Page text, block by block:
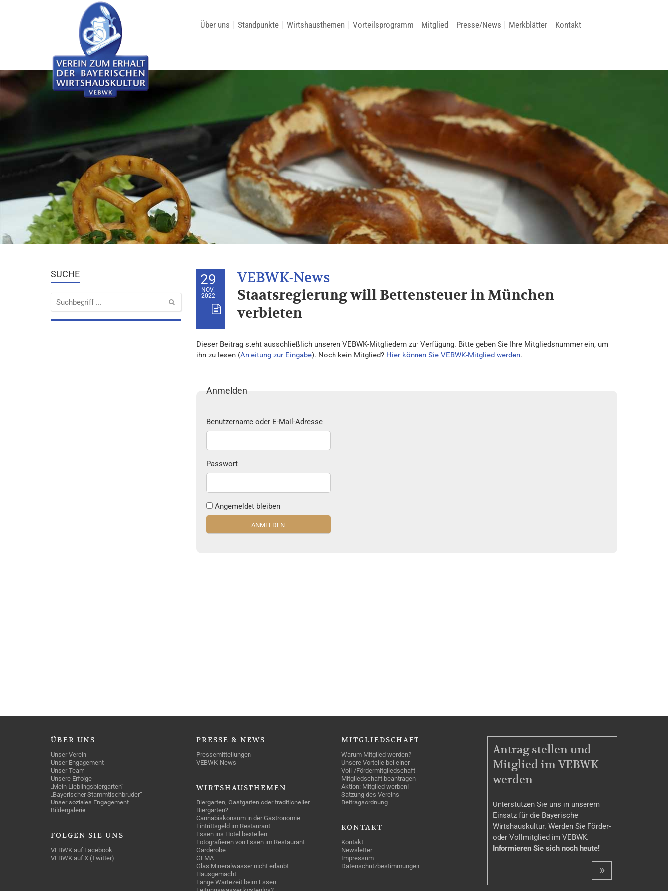
Über uns Standpunkte Wirtshausthemen Vorteilsprogramm Mitglied Presse/News Merkblätter Kontakt
SUCHE 29
NOV.
2022
Staatsregierung will Bettensteuer in München
verbieten
Dieser Beitrag steht ausschließlich unseren VEBWK-Mitgliedern zur Verfügung. Bitte geben Sie Ihre Mitgliedsnummer ein, um
ihn zu lesen (Anleitung zur Eingabe). Noch kein Mitglied? Hier können Sie VEBWK-Mitglied werden.
Anmelden
Benutzername oder E-Mail-Adresse
Passwort
Angemeldet bleiben
ÜBER UNS
Unser Verein
Unser Engagement
Unser Team
Unsere Erfolge
„Mein Lieblingsbiergarten“
„Bayerischer Stammtischbruder“
Unser soziales Engagement
Bildergalerie
FOLGEN SIE UNS
VEBWK auf Facebook
VEBWK auf X (Twitter)
PRESSE & NEWS
Pressemitteilungen
VEBWK-News
WIRTSHAUSTHEMEN
Biergarten, Gastgarten oder traditioneller
Biergarten?
Cannabiskonsum in der Gastronomie
Eintrittsgeld im Restaurant
Essen ins Hotel bestellen
Fotografieren von Essen im Restaurant
Garderobe
GEMA
Glas Mineralwasser nicht erlaubt
Hausgemacht
Lange Wartezeit beim Essen
MITGLIEDSCHAFT
Warum Mitglied werden?
Unsere Vorteile bei einer
Voll-/Fördermitgliedschaft
Mitgliedschaft beantragen
Aktion: Mitglied werben!
Satzung des Vereins
Beitragsordnung
KONTAKT
Kontakt
Newsletter
Impressum
Datenschutzbestimmungen
MITGLIEDSCHAFT
Antrag stellen und
Mitglied im VEBWK
werden
Unterstützen Sie uns in unserem
Einsatz für die Bayerische
Wirtshauskultur. Werden Sie Förder-
oder Vollmitglied im VEBWK.
Informieren Sie sich noch heute!
»